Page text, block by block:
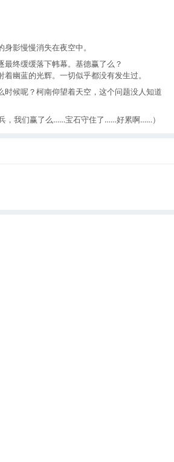
影慢慢消失在夜空中。
最终缓缓落下帏幕。基德赢了么？
幽蓝的光辉。一切似乎都没有发生过。
时候呢？柯南仰望着天空，这个问题没人知道
，我们赢了么……宝石守住了……好累啊……）